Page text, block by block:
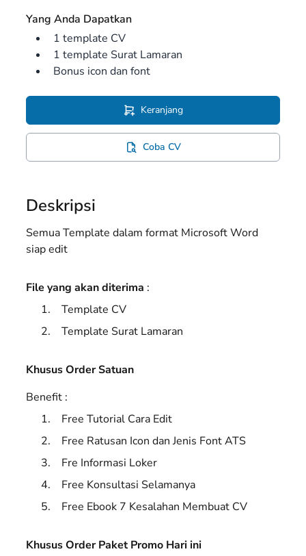
Yang Anda Dapatkan
1 template CV
1 template Surat Lamaran
Bonus icon dan font
Keranjang
Coba CV
Deskripsi
Semua Template dalam format Microsoft Word
siap edit
File yang akan diterima :
Template CV
Template Surat Lamaran
Khusus Order Satuan
Benefit :
Free Tutorial Cara Edit
Free Ratusan Icon dan Jenis Font ATS
Fre Informasi Loker
Free Konsultasi Selamanya
Free Ebook 7 Kesalahan Membuat CV
Khusus Order Paket Promo Hari ini